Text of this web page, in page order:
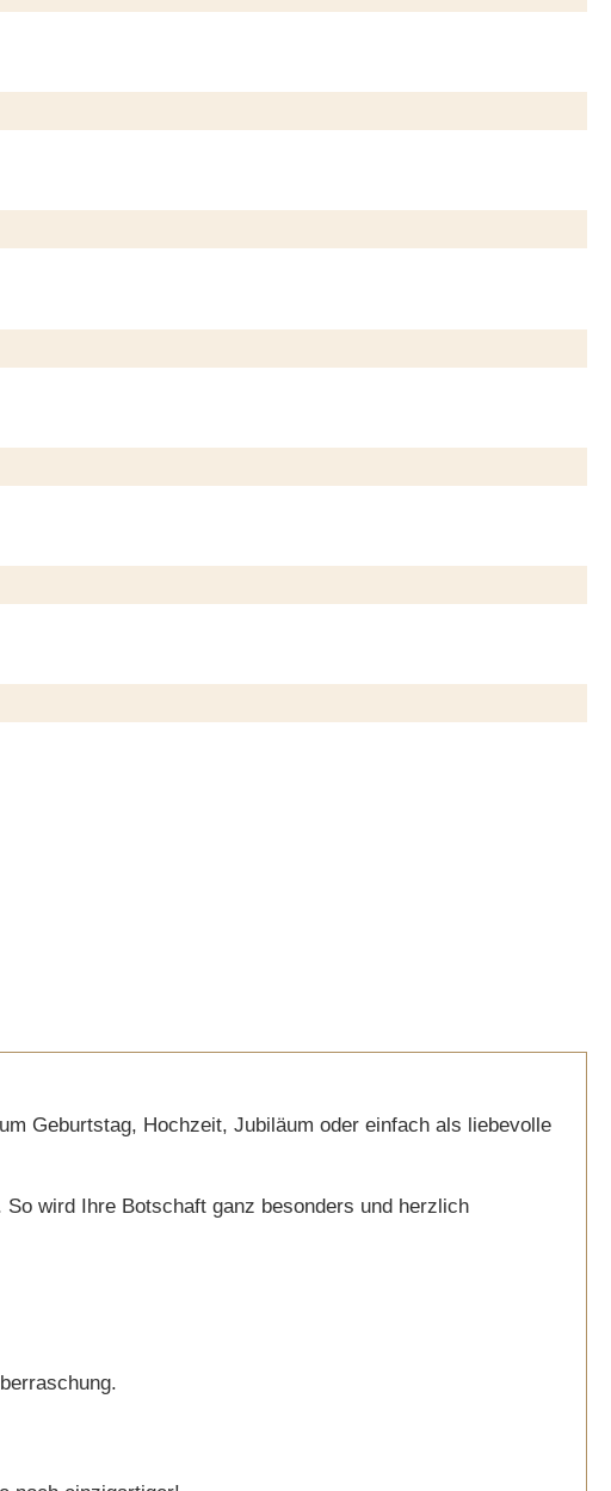
Geburtstag, Hochzeit, Jubiläum oder einfach als liebevolle
wird Ihre Botschaft ganz besonders und herzlich